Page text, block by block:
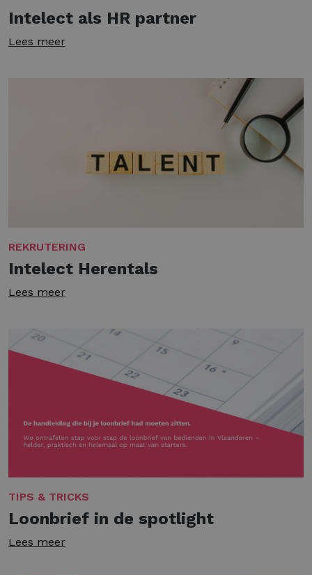
Intelect als HR partner
Lees meer
REKRUTERING
Intelect Herentals
Lees meer
TIPS & TRICKS
Loonbrief in de spotlight
Lees meer